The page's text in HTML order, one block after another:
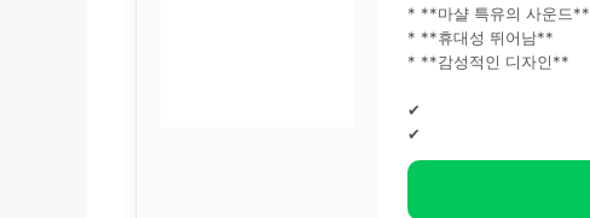
* **마샬 특유의 사운드**
* **휴대성 뛰어남**
* **감성적인 디자인**
✔
✔